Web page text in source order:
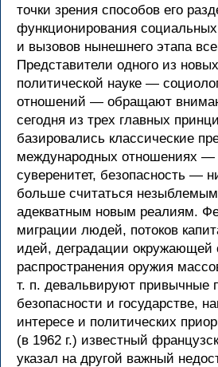
точки зрения способов его
функционирования
и вызовов нынешнего этапа
Представители одного из
политической науке —
отношений — обращают
сегодня из трех главных
базировались классические
международных отношениях —
суверенитет, безопасность —
больше считаться
адекватным новым реалиям.
миграции людей, потоков
идей, деградации окружающей
распространения оружия
т. п. девальвируют привычные
безопасности и государстве,
интересе и политических
(в 1962 г.) известный
указал на другой важный